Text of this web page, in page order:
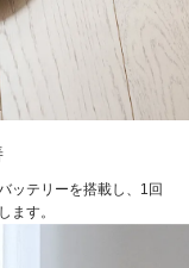
ッテリーを搭載し、1回
ます。